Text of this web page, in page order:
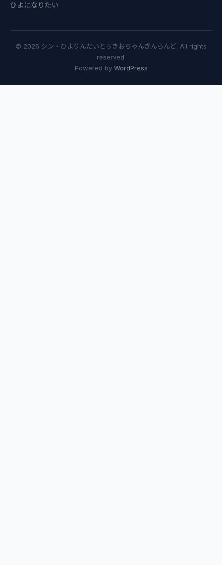
ひよになりたい
© 2026 シン・ひよりんだいとぅきおちゃんぎんらんど. All rights
reserved.
Powered by WordPress